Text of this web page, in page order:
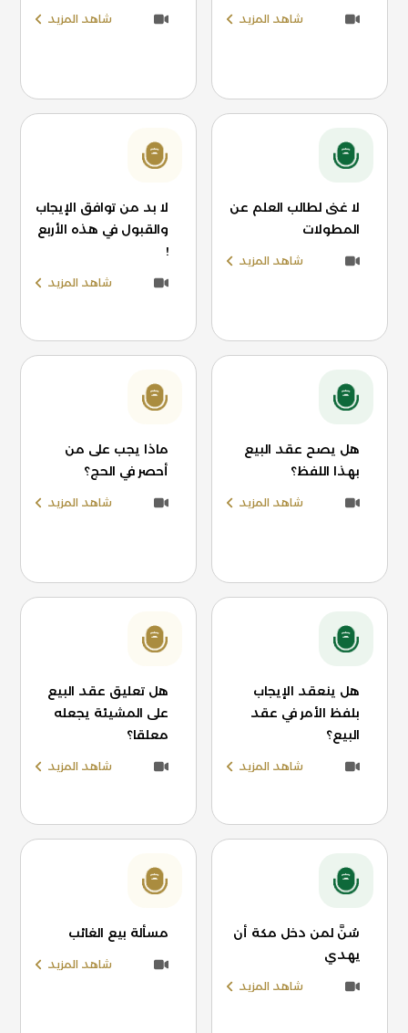
شاهد المزيد شاهد المزيد
لا غنى لطالب العلم عن
المطولات
شاهد المزيد
لا بد من توافق الإيجاب
والقبول في هذه الأربع
!
شاهد المزيد
هل يصح عقد البيع
بهذا اللفظ؟
شاهد المزيد
ماذا يجب على من
أحصر في الحج؟
شاهد المزيد
هل ينعقد الإيجاب
بلفظ الأمر في عقد
البيع؟
شاهد المزيد
هل تعليق عقد البيع
على المشيئة يجعله
معلقا؟
شاهد المزيد
سُنَّ لمن دخل مكة أن
يهدي
شاهد المزيد
مسألة بيع الغائب
شاهد المزيد